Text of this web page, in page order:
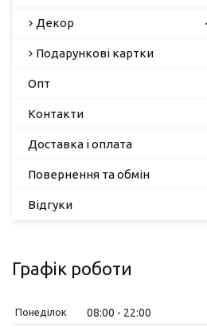
Декор
Подарункові картки
Опт
Контакти
Доставка і оплата
Повернення та обмін
Відгуки
Графік роботи
Понеділок 08:00 22:00